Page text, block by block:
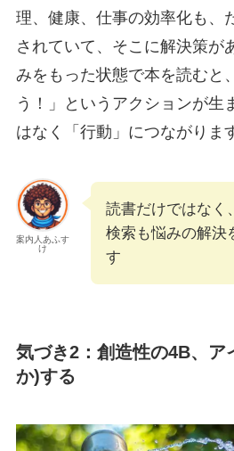
理、健康、仕事の効率化も、
されていて、そこに解決策が
みをもった状態で本を読むと
う！」というアクションが生
はなく「行動」につながりま
案内人あふす
け
読書だけではなく
検索も悩みの解決
す
気づき2：創造性の4B、ア
か)する